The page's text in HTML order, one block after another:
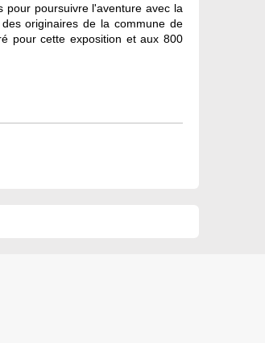
pour poursuivre l'aventure avec la
originaires de la commune de
pour cette exposition et aux 800